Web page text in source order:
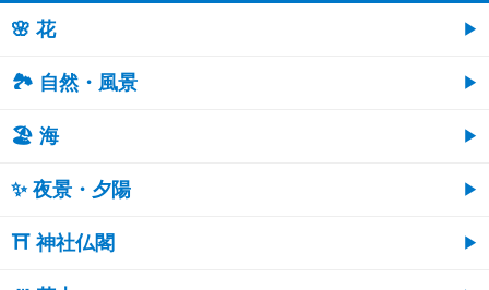
🌸 花
🏞️ 自然・風景
🏖 海
✨ 夜景・夕陽
⛩ 神社仏閣